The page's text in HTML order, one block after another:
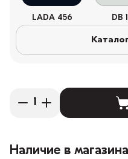
LADA 456 DB
Наличие в